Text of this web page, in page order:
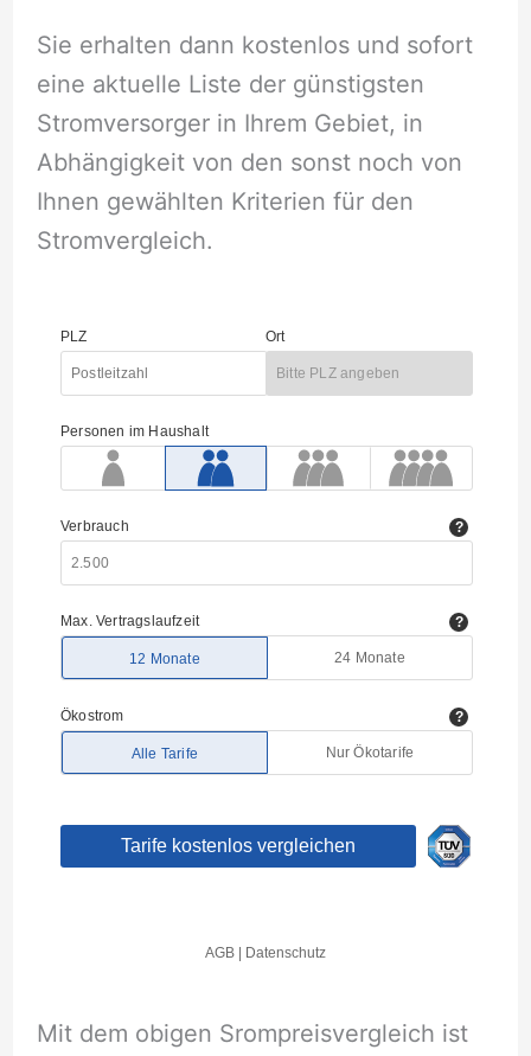
Sie erhalten dann kostenlos und sofort
eine aktuelle Liste der günstigsten
Stromversorger in Ihrem Gebiet, in
Abhängigkeit von den sonst noch von
Ihnen gewählten Kriterien für den
Stromvergleich.
Mit dem obigen Srompreisvergleich ist